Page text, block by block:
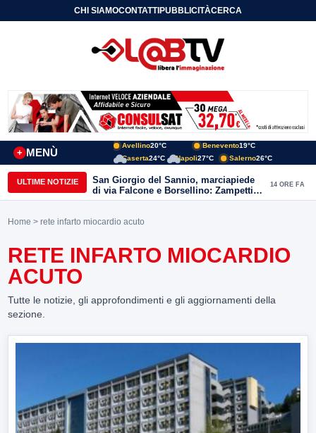
CHI SIAMOCONTATTIPUBBLICITÀCERCA
MENÙ
+
Avellino20°C Benevento19°C
Caserta24°C Napoli27°C Salerno26°C
ULTIME NOTIZIE
San Giorgio del Sannio, marciapiede
di via Falcone e Borsellino: Zampetti e
Lombardi replicano alle polemiche
14 ORE FA
Home > rete infarto miocardio acuto
RETE INFARTO MIOCARDIO
ACUTO
Tutte le notizie, gli approfondimenti e gli aggiornamenti della
sezione.